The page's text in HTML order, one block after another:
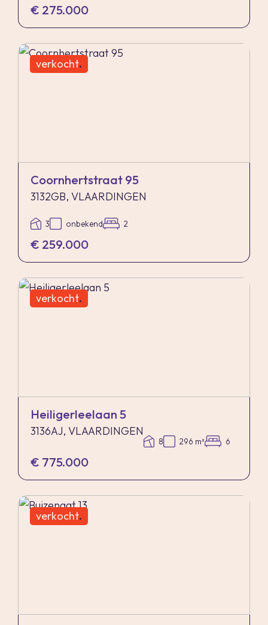
€ 275.000
verkocht.
Coornhertstraat 95
3132GB, VLAARDINGEN
3 onbekend 2
€ 259.000
verkocht.
Heiligerleelaan 5
3136AJ, VLAARDINGEN
8 296 m² 6
€ 775.000
verkocht.